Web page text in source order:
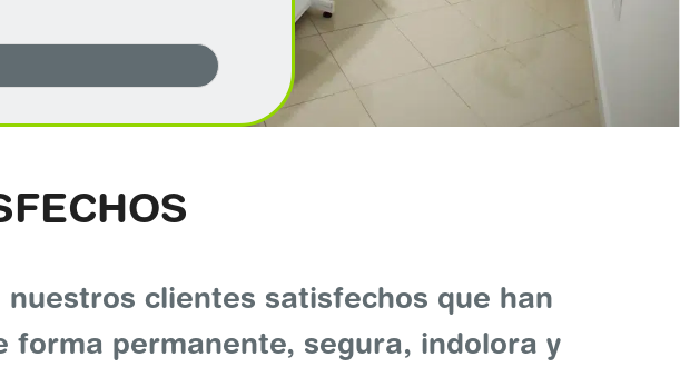
clientes satisfechos que han
forma permanente, segura, indolora y